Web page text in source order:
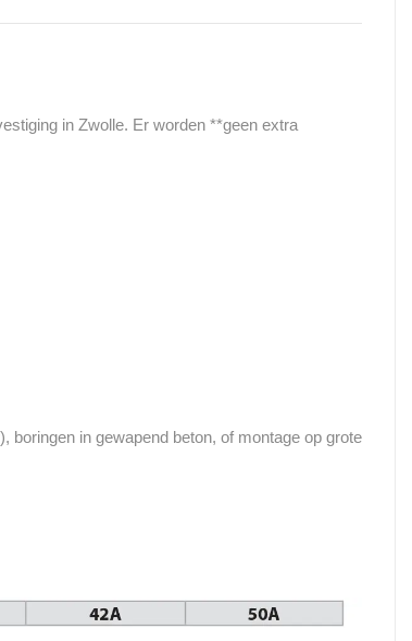
in Zwolle. Er worden **geen extra
in gewapend beton, of montage op grote